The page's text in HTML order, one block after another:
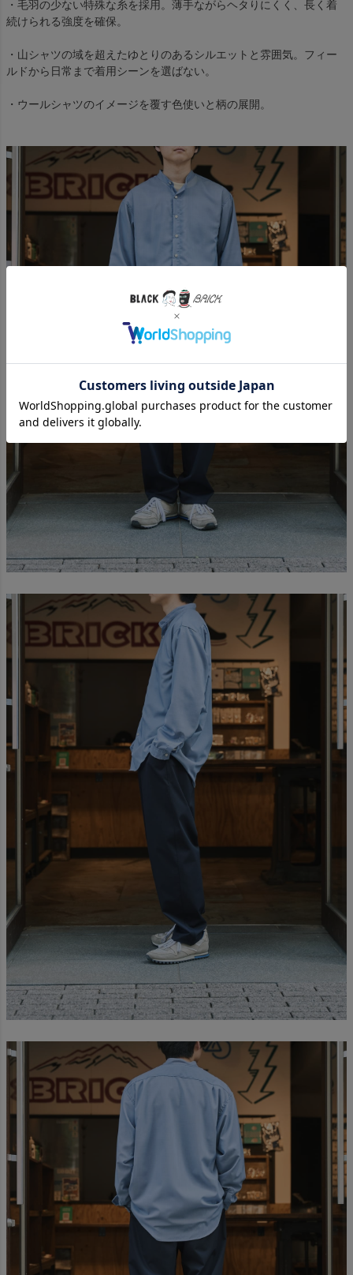
・毛羽の少ない特殊な糸を採用。薄手ながらヘタりにくく、長く着
続けられる強度を確保。
・山シャツの域を超えたゆとりのあるシルエットと雰囲気。フィー
ルドから日常まで着用シーンを選ばない。
・ウールシャツのイメージを覆す色使いと柄の展開。